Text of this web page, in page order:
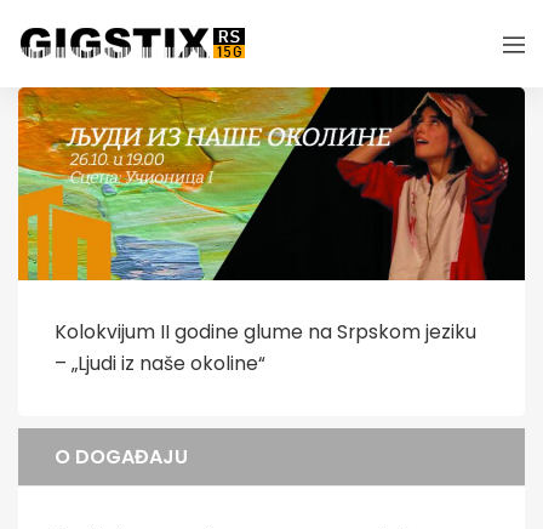
Kolokvijum II godine glume na Srpskom jeziku
– „Ljudi iz naše okoline“
O DOGAĐAJU